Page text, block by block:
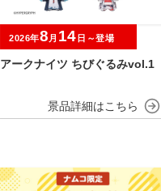
アークナイツ ちびぐるみvol.1
2026年8 月 14 日～登場